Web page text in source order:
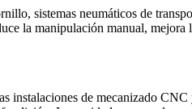
sistemas neumáticos de
la manipulación manual, mejora
instalaciones de mecanizado